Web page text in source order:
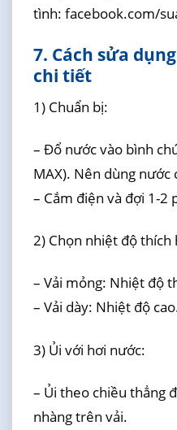
tình: facebook.com/
7. Cách sửa
chi tiết
1) Chuẩn bị:
– Đổ nước vào bình
MAX). Nên dùng nước
– Cắm điện và đợi 1-2
2) Chọn nhiệt độ thích
– Vải mỏng: Nhiệt độ
– Vải dày: Nhiệt độ
3) Ủi với hơi nước:
– Ủi theo chiều thẳng
nhàng trên vải.